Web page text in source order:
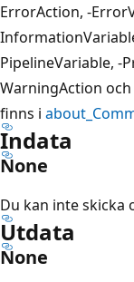
ErrorAction, -
PipelineVariable, -
WarningAction
finns i
Indata
None
Du kan inte skicka
Utdata
None